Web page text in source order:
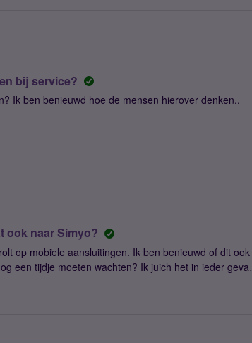
bedrag te voldoen via iDeal: Mochten er meer
Fijne dag nog allemaal.
bij service?
Ik ben benieuwd hoe de mensen hierover denken..
ook naar Simyo?
Ik ben benieuwd of dit ook
een tijdje moeten wachten? Ik juich het in ieder geval
heb ik al een tijdje IPv6!)